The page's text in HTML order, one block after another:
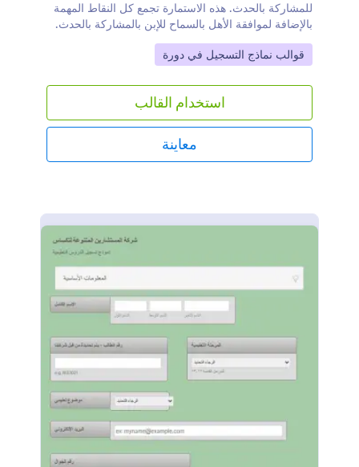
للمشاركة بالحدث. هذه الاستمارة تجمع كل النقاط المهمة
بالإضافة لموافقة الأهل بالسماح للإبن بالمشاركة بالحدث.
هذه الاستمارة تسمح بجمع كل المعلومات الشخصية للإبن
والشخص المسؤول بسهولة. كما أنها تسمح بعملية الدفع
Go to Category:
قوالب نماذج التسجيل في دورة
استخدام القالب
معاينة